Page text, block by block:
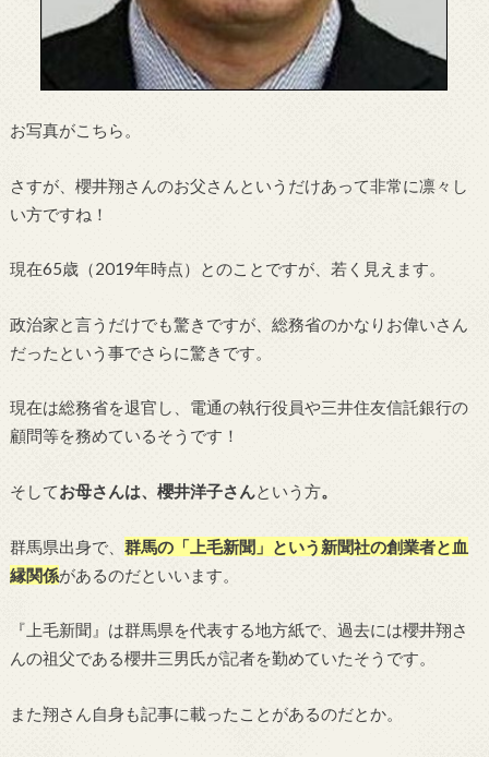
お写真がこちら。
さすが、櫻井翔さんのお父さんというだけあって非常に凛々し
い方ですね！
現在65歳（2019年時点）とのことですが、若く見えます。
政治家と言うだけでも驚きですが、総務省のかなりお偉いさん
だったという事でさらに驚きです。
現在は総務省を退官し、電通の執行役員や三井住友信託銀行の
顧問等を務めているそうです！
そしてお母さんは、櫻井洋子さんという方。
群馬県出身で、 群馬の「上毛新聞」という新聞社の創業者と血
縁関係があるのだといいます。
『上毛新聞』は群馬県を代表する地方紙で、過去には櫻井翔さ
んの祖父である櫻井三男氏が記者を勤めていたそうです。
また翔さん自身も記事に載ったことがあるのだとか。